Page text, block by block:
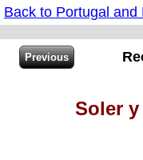
Back to Portugal
Soler